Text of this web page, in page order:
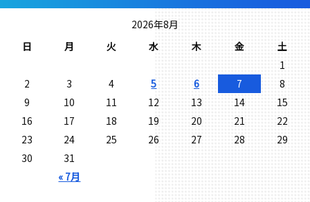
2026年8月
日
月 火 水 木 金 土
« 7月
1
2
3 4 5 6 7
8
9
10 11 12 13 14
15
16
17 18 19 20 21
22
23
24 25 26 27 28
29
30
31